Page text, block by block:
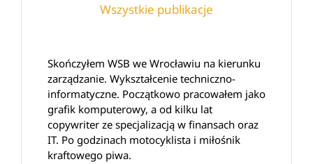
Wszystkie publikacje
Skończyłem WSB we Wrocławiu na kierunku
zarządzanie. Wykształcenie techniczno-
informatyczne. Początkowo pracowałem jako
grafik komputerowy, a od kilku lat
copywriter ze specjalizacją w finansach oraz
IT. Po godzinach motocyklista i miłośnik
kraftowego piwa.